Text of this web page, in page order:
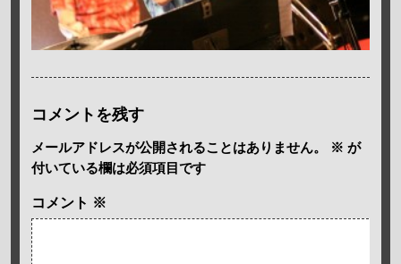
コメントを残す
メールアドレスが公開されることはありません。 ※ が
付いている欄は必須項目です
コメント ※